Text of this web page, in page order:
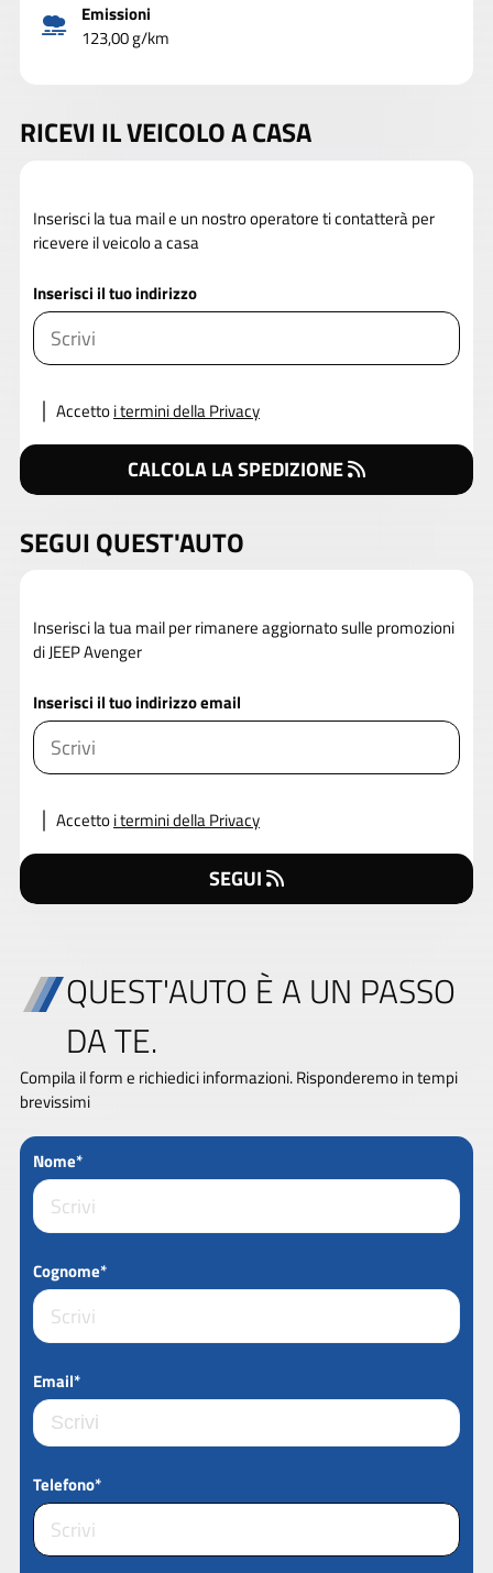
Emissioni
123,00 g/km
RICEVI IL VEICOLO A CASA
Inserisci la tua mail e un nostro operatore ti contatterà per
ricevere il veicolo a casa
Inserisci il tuo indirizzo
Accettoi termini della Privacy
CALCOLA LA SPEDIZIONE
SEGUI QUEST'AUTO
Inserisci la tua mail per rimanere aggiornato sulle promozioni
di JEEP Avenger
Inserisci il tuo indirizzo email
Accettoi termini della Privacy
SEGUI
QUEST'AUTO È A UN PASSO
DA TE.
Compila il form e richiedici informazioni. Risponderemo in tempi
brevissimi
Nome*
Cognome*
Email*
Telefono*